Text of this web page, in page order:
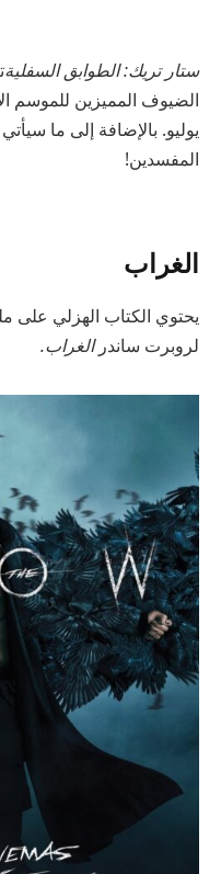
ستار تريك: الطوابق السفلية
الضيوف المميزين للموسم
يوليو. بالإضافة إلى ما سيأتي
المفسدين!
الغراب
يحتوي الكتاب الهزلي على
لروبرت ساندرالغراب.